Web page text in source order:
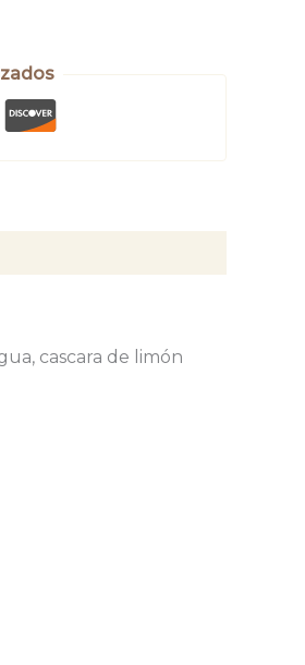
cascara de limón